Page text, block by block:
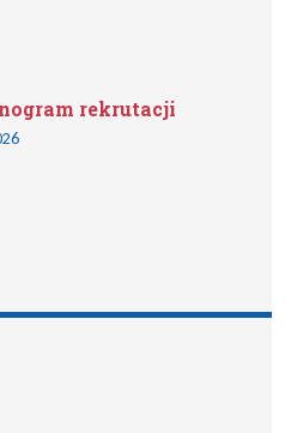
rekrutacji